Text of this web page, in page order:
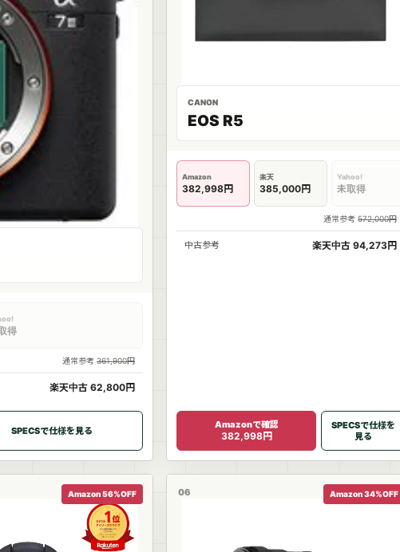
得
通常参考 361,900円
楽天中古 62,800円
SPECSで仕様を見る
CANON
EOS R5
Amazon
382,998円
楽天
385,000円
Yahoo!
未取得
通常参考 572,000円
中古参考 楽天中古 94,273円
Amazonで確認
382,998円
SPECSで仕様を
見る
Amazon 56%OFF 06 Amazon 34%OFF